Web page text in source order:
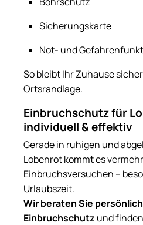
Sicherungskarte
Not- und
So bleibt Ihr Zuhause
Ortsrandlage.
Einbruchschutz für
individuell & effektiv
Gerade in ruhigen und
Lobenrot kommt es
Einbruchsversuchen –
Urlaubszeit.
Wir beraten Sie
Einbruchschutz und